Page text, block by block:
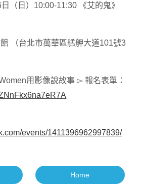
（日）10:00-11:30 《艾的鬼》
（台北市萬華區艋舺大道101號3
用影像說故事 ▻ 報名表單：
events/1411396962997839/
Home